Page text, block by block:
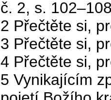
č. 2, s.
2 Přečtěte si,
3 Přečtěte si,
4 Přečtěte si,
5 Vynikajícím